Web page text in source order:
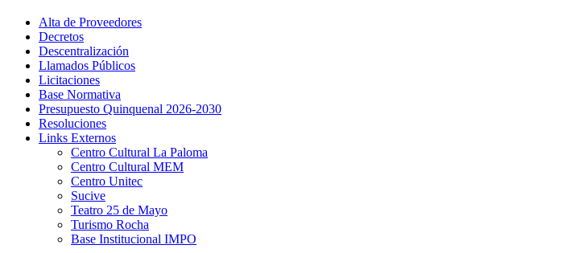
Alta de Proveedores
Decretos
Descentralización
Llamados Públicos
Licitaciones
Base Normativa
Presupuesto Quinquenal 2026-2030
Resoluciones
Links Externos
Centro Cultural La Paloma
Centro Cultural MEM
Centro Unitec
Sucive
Teatro 25 de Mayo
Turismo Rocha
Base Institucional IMPO